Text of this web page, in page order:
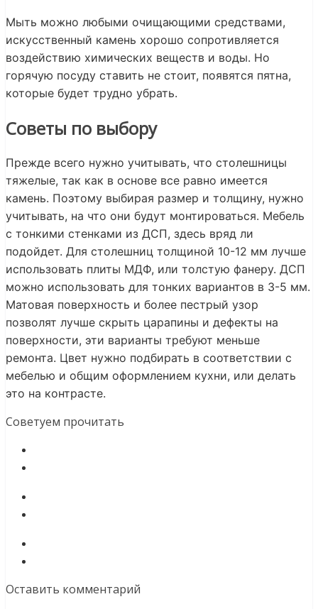
Мыть можно любыми очищающими средствами,
искусственный камень хорошо сопротивляется
воздействию химических веществ и воды. Но
горячую посуду ставить не стоит, появятся пятна,
которые будет трудно убрать.
Советы по выбору
Прежде всего нужно учитывать, что столешницы
тяжелые, так как в основе все равно имеется
камень. Поэтому выбирая размер и толщину, нужно
учитывать, на что они будут монтироваться. Мебель
с тонкими стенками из ДСП, здесь вряд ли
подойдет. Для столешниц толщиной 10-12 мм лучше
использовать плиты МДФ, или толстую фанеру. ДСП
можно использовать для тонких вариантов в 3-5 мм.
Матовая поверхность и более пестрый узор
позволят лучше скрыть царапины и дефекты на
поверхности, эти варианты требуют меньше
ремонта. Цвет нужно подбирать в соответствии с
мебелью и общим оформлением кухни, или делать
это на контрасте.
Советуем прочитать
Оставить комментарий